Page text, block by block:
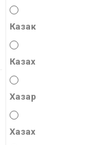
Казак
Казах
Хазар
Хазах